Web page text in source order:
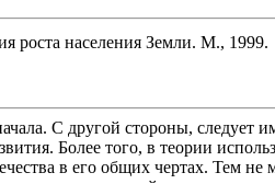
роста населения Земли. М., 1999.
С другой стороны, следует
Более того, в теории
в его общих чертах. Тем не